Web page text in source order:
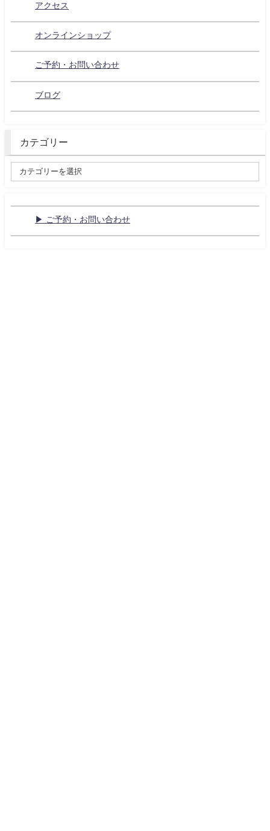
アクセス
オンラインショップ
ご予約・お問い合わせ
ブログ
カテゴリー
▶ ご予約・お問い合わせ